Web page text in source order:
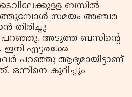
ബസില്‍
എത്തുമ്പോള്‍ സമയം അഞ്ചര
തിരിച്ചു
പറഞ്ഞു. അടുത്ത ബസിന്റെ
എട്ടരക്കേ
പറഞ്ഞു ആദ്യമായിട്ടാണ്
ഒന്നിനെ കുറിച്ചും